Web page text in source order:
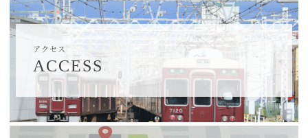
アクセス
ACCESS